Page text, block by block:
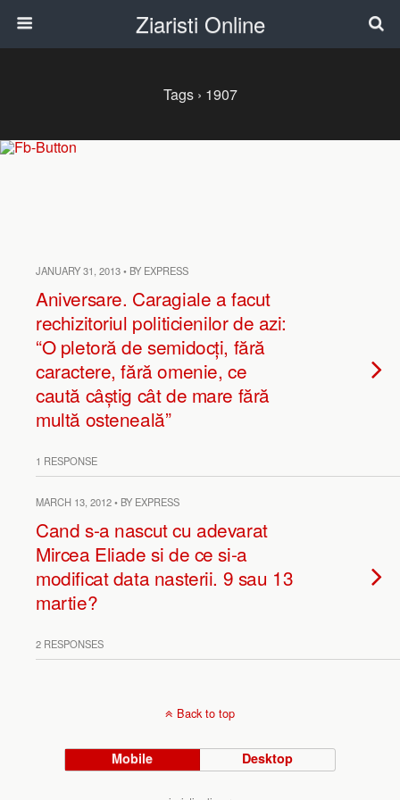
Ziaristi Online
Tags › 1907
JANUARY 31, 2013 • BY EXPRESS
Aniversare. Caragiale a facut
rechizitoriul politicienilor de azi:
“O pletoră de semidocți, fără
caractere, fără omenie, ce
caută câștig cât de mare fără
multă osteneală”
1 RESPONSE
MARCH 13, 2012 • BY EXPRESS
Cand s-a nascut cu adevarat
Mircea Eliade si de ce si-a
modificat data nasterii. 9 sau 13
martie?
2 RESPONSES
Back to top
Mobile Desktop